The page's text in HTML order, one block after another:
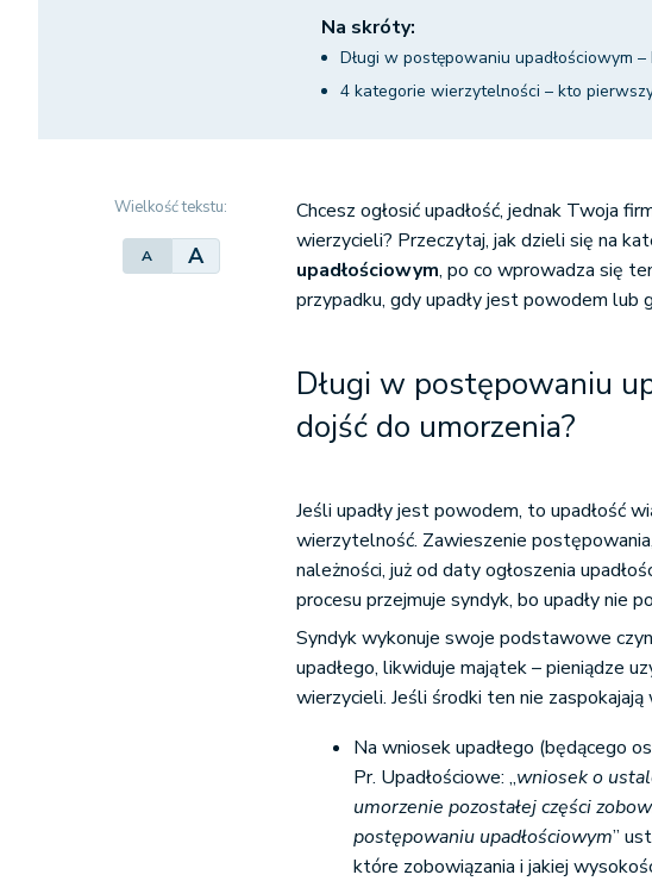
Na skróty:
Długi w postępowaniu upadłościowym
4 kategorie wierzytelności – kto
Wielkość tekstu:
A A
Chcesz ogłosić upadłość, jednak Twoja
wierzycieli? Przeczytaj, jak dzieli się na
upadłościowym, po co wprowadza się
przypadku, gdy upadły jest powodem lub
Długi w postępowaniu
dojść do umorzenia?
Jeśli upadły jest powodem, to upadłość
wierzytelność. Zawieszenie
należności, już od daty ogłoszenia
procesu przejmuje syndyk, bo upadły nie
Syndyk wykonuje swoje podstawowe
upadłego, likwiduje majątek – pieniądze
wierzycieli. Jeśli środki ten nie
Na wniosek upadłego (będącego
Pr. Upadłościowe: „wniosek o
umorzenie pozostałej części
postępowaniu upadłościowym”
które zobowiązania i jakiej